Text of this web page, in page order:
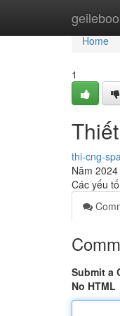
Home
Home
1
thi-cng-
Năm
Các yếu
Submit a
No HTML